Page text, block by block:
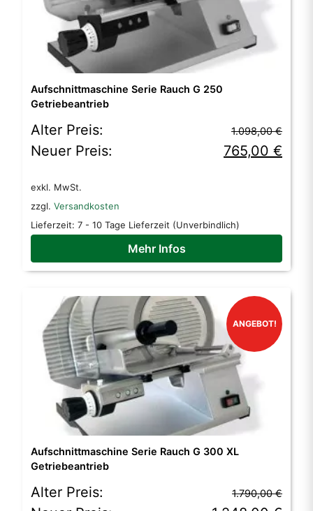
Aufschnittmaschine Serie Rauch G 250
Getriebeantrieb
Alter Preis: 1.098,00€
Ursprünglicher
Preis
1.098,00 €
Neuer Preis: 765,00 €
Aktueller
Preis
765,00 €.
exkl. MwSt.
zzgl. Versandkosten
Lieferzeit: 7 - 10 Tage Lieferzeit (Unverbindlich)
Mehr Infos
ANGEBOT!
Aufschnittmaschine Serie Rauch G 300 XL
Getriebeantrieb
Alter Preis: 1.790,00€
Ursprünglicher
Aktueller